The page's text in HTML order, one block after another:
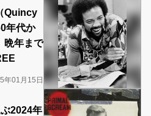
Quincy
年代か
晩年まで
年01月15日
2024年